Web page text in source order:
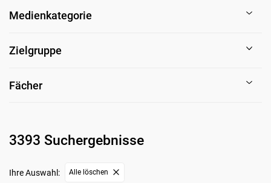
Medienkategorie
Zielgruppe
Fächer
3393 Suchergebnisse
Ihre Auswahl: Alle löschen